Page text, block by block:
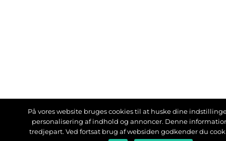
På vores website bruges cookies til at huske dine
personalisering af indhold og annoncer. Denne
tredjepart. Ved fortsat brug af websiden godkender du